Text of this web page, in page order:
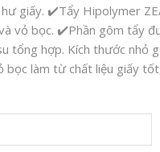
giấy. ✔️Tẩy Hipolymer
vỏ bọc. ✔️Phần gôm tẩy
tổng hợp. Kích thước nhỏ
bọc làm từ chất liệu giấy